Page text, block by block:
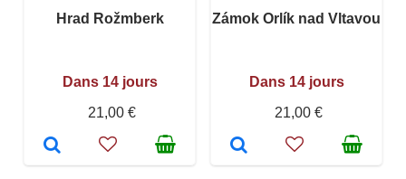
Hrad Rožmberk
Dans 14 jours
21,00 €
Zámok Orlík nad Vltavou
Dans 14 jours
21,00 €